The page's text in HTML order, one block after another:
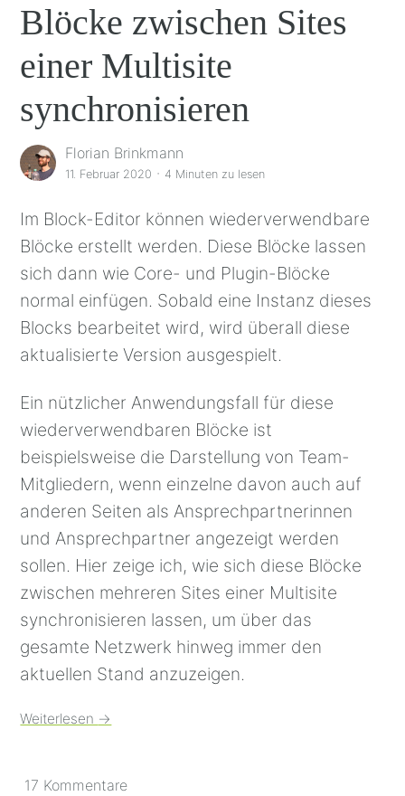
Blöcke zwischen Sites
einer Multisite
synchronisieren
Florian Brinkmann
11. Februar 2020 · 4 Minuten zu lesen
Im Block-Editor können wiederverwendbare
Blöcke erstellt werden. Diese Blöcke lassen
sich dann wie Core- und Plugin-Blöcke
normal einfügen. Sobald eine Instanz dieses
Blocks bearbeitet wird, wird überall diese
aktualisierte Version ausgespielt.
Ein nützlicher Anwendungsfall für diese
wiederverwendbaren Blöcke ist
beispielsweise die Darstellung von Team-
Mitgliedern, wenn einzelne davon auch auf
anderen Seiten als Ansprechpartnerinnen
und Ansprechpartner angezeigt werden
sollen. Hier zeige ich, wie sich diese Blöcke
zwischen mehreren Sites einer Multisite
synchronisieren lassen, um über das
gesamte Netzwerk hinweg immer den
aktuellen Stand anzuzeigen.
Weiterlesen →
17 Kommentare